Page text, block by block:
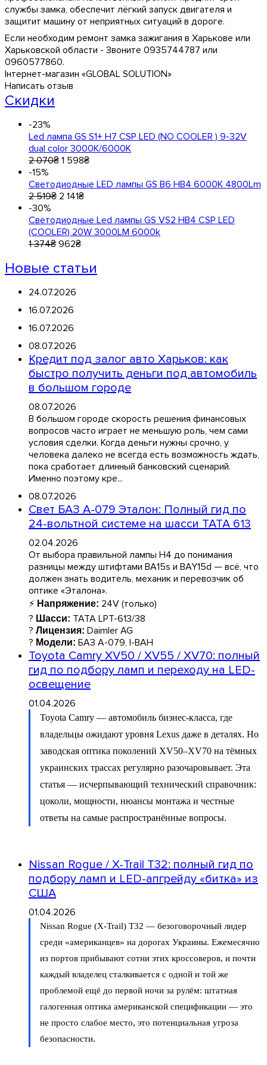
службы замка, обеспечит лёгкий запуск двигателя и
защитит машину от неприятных ситуаций в дороге.
Если необходим ремонт замка зажигания в Харькове или
Харьковской области - Звоните 0935744787 или
0960577860.
Інтернет-магазин «GLOBAL SOLUTION»
Написать отзыв
Скидки
-23%
Led лампа GS S1+ Н7 CSP LED (NO COOLER ) 9-32V
dual color 3000K/6000K
2 070₴ 1 598₴
-15%
Светодиодные LED лампы GS B6 HB4 6000K 4800Lm
2 519₴ 2 141₴
-30%
Cветодиодные Led лампы GS VS2 HB4 CSP LED
(COOLER) 20W 3000LM 6000k
1 374₴ 962₴
Новые статьи
24.07.2026
16.07.2026
16.07.2026
08.07.2026
Кредит под залог авто Харьков: как
быстро получить деньги под автомобиль
в большом городе
08.07.2026
В большом городе скорость решения финансовых
вопросов часто играет не меньшую роль, чем сами
условия сделки. Когда деньги нужны срочно, у
человека далеко не всегда есть возможность ждать,
пока сработает длинный банковский сценарий.
Именно поэтому кре...
08.07.2026
Свет БАЗ А-079 Эталон: Полный гид по
24-вольтной системе на шасси TATA 613
02.04.2026
От выбора правильной лампы H4 до понимания
разницы между штифтами BA15s и BAY15d — всё, что
должен знать водитель, механик и перевозчик об
оптике «Эталона».
⚡ Напряжение: 24V (только)
? Шасси: TATA LPT-613/38
? Лицензия: Daimler AG
? Модели: БАЗ А-079, І-ВАН
Toyota Camry XV50 / XV55 / XV70: полный
гид по подбору ламп и переходу на LED-
освещение
01.04.2026
Toyota Camry — автомобиль бизнес-класса, где
владельцы ожидают уровня Lexus даже в деталях. Но
заводская оптика поколений XV50–XV70 на тёмных
украинских трассах регулярно разочаровывает. Эта
статья — исчерпывающий технический справочник:
цоколи, мощности, нюансы монтажа и честные
ответы на самые распространённые вопросы.
Nissan Rogue / X-Trail T32: полный гид по
подбору ламп и LED-апгрейду «битка» из
США
01.04.2026
Nissan Rogue (X-Trail) T32 — безоговорочный лидер
среди «американцев» на дорогах Украины. Ежемесячно
из портов прибывают сотни этих кроссоверов, и почти
каждый владелец сталкивается с одной и той же
проблемой ещё до первой ночи за рулём: штатная
галогенная оптика американской спецификации — это
не просто слабое место, это потенциальная угроза
безопасности.